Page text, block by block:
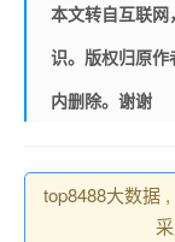
本文转自互联
识。版权归原
内删除。谢谢
top8488大数据